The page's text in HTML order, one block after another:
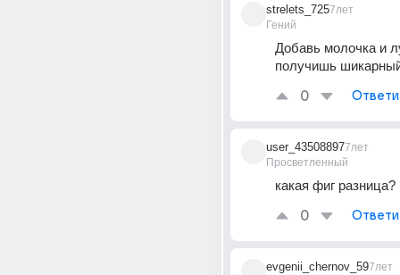
strelets_725
Гений
7лет
Добавь молочка и
получишь
0
user_43508897
Просветленный
7лет
какая фиг разница?
0
evgenii_chernov_597лет